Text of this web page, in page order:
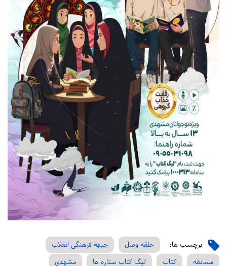
برچسب ها: حلقه وصل
جبهه فرهنگی انقلاب
مسابقه
کتاب لیگ کتاب ستاره ها مشهدی